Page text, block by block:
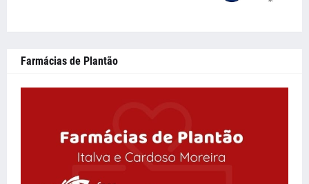
Farmácias de Plantão